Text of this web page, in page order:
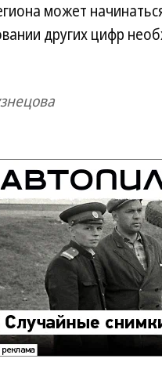
может
других цифр